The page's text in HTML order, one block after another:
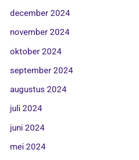
december 2024
november 2024
oktober 2024
september 2024
augustus 2024
juli 2024
juni 2024
mei 2024